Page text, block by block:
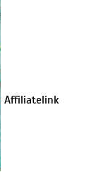
Affiliatelink